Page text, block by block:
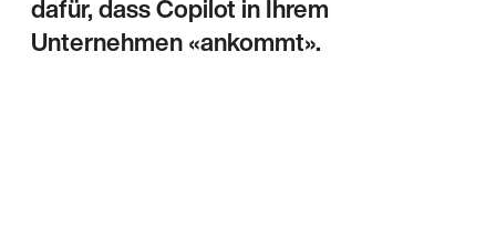
dafür, dass Copilot in Ihrem
Unternehmen «ankommt».